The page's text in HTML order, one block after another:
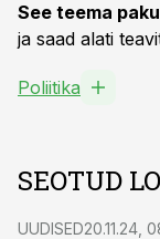
See teema
ja saad alati
Poliitika
SEOTUD
UUDISED20.11.24,